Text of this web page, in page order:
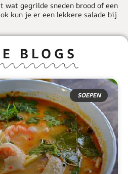
gegrilde sneden brood of een
kun je er een lekkere salade bij
BLOGS
SOEPEN